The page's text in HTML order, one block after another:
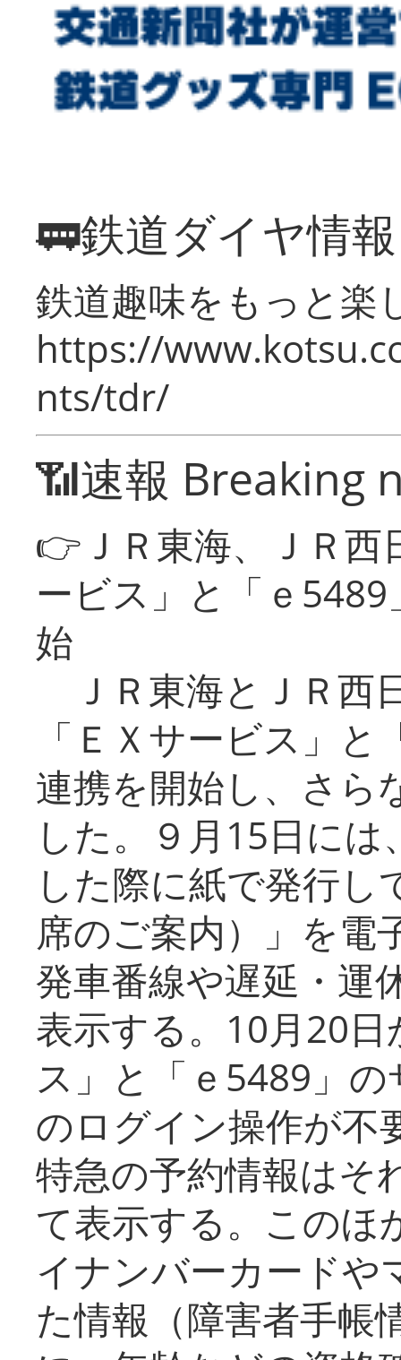
🚃鉄道ダイヤ情
鉄道趣味をもっと楽
https://
nts/tdr/
📶速報 Breaking
👉ＪＲ東海、ＪＲ
ービス」と「ｅ
始
ＪＲ東海とＪＲ西
「ＥＸサービス」
連携を開始し、さら
した。９月15日に
した際に紙で発行し
席のご案内）」を電
発車番線や遅延・運
表示する。10月20
ス」と「ｅ5489」
のログイン操作が不
特急の予約情報はそ
て表示する。このほ
イナンバーカードや
た情報（障害者手帳